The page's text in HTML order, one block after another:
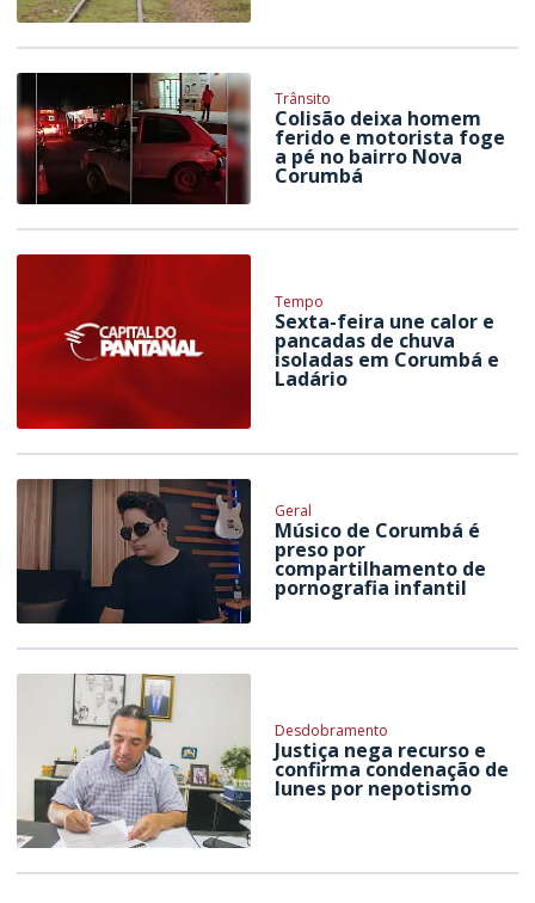
Trânsito
Colisão deixa homem
ferido e motorista foge
a pé no bairro Nova
Corumbá
Tempo
Sexta-feira une calor e
pancadas de chuva
isoladas em Corumbá e
Ladário
Geral
Músico de Corumbá é
preso por
compartilhamento de
pornografia infantil
Desdobramento
Justiça nega recurso e
confirma condenação de
Iunes por nepotismo